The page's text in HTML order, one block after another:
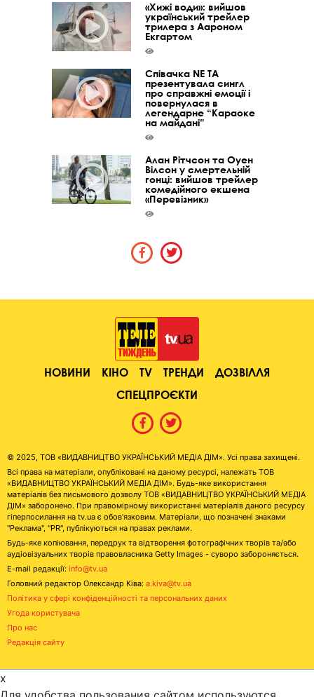
«Хижі води»: вийшов
український трейлер
трилера з Аароном
Екгартом
Співачка NE TA
презентувала сингл
про справжні емоції і
повернулася в
легендарне “Караоке
на майдані”
Алан Рітчсон та Оуен
Вілсон у смертельній
гонці: вийшов трейлер
комедійного екшена
«Перевізник»
НОВИНИ КІНО TV ТРЕНДИ
ДОЗВІЛЛЯ
СПЕЦПРОЄКТИ
© 2025, ТОВ «ВИДАВНИЦТВО УКРАЇНСЬКИЙ МЕДІА ДІМ». Усі права захищені.
Всі права на матеріали, опубліковані на даному ресурсі, належать ТОВ
«ВИДАВНИЦТВО УКРАЇНСЬКИЙ МЕДІА ДІМ». Будь-яке використання
матеріалів без письмового дозволу ТОВ «ВИДАВНИЦТВО УКРАЇНСЬКИЙ МЕДІА
ДІМ» заборонено. При правомірному використанні матеріалів даного ресурсу
гіперпосилання на tv.ua є обов'язковим. Матеріали, що позначені знаками
"Реклама", "PR", публікуються на правах реклами.
Будь-яке копіювання, передрук та відтворення фотографічних творів та/або
аудіовізуальних творів правовласника Getty Images - суворо забороняється.
E-mail редакції: info@tv.ua
Головний редактор Олександр Ківа: a.kiva@tv.ua
Політика у сфері конфіденційності та персональних даних
Угода користувача
Про нас
Редакція сайту
x